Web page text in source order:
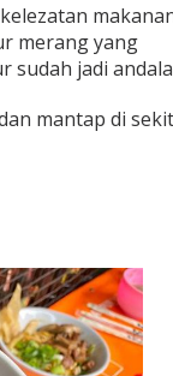
merang yang
sudah jadi
mantap di
Pesona
Kuliner
WIB